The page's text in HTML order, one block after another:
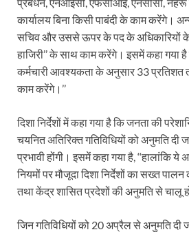
कार्यालय बिना किसी पाबंदी के काम करेंगे।
सचिव और उससे ऊपर के पद के अधिकारियों के
हाजिरी’’ के साथ काम करेंगे। इसमें कहा गया
कर्मचारी आवश्यकता के अनुसार 33
काम करेंगे।’’
दिशा निर्देशों में कहा गया है कि जनता की
चयनित अतिरिक्त गतिविधियों को अनुमति दी
प्रभावी होंगी। इसमें कहा गया है, ‘‘हालांकि ये
नियमों पर मौजूदा दिशा निर्देशों का सख्त
तथा केंद्र शासित प्रदेशों की अनुमति से चालू
जिन गतिविधियों को 20 अप्रैल से अनुमति दी